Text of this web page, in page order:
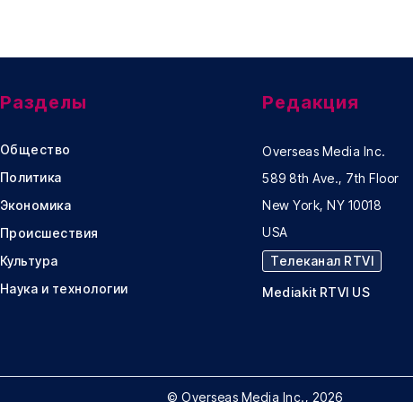
Разделы
Общество
Политика
Экономика
Происшествия
Культура
Наука и технологии
Редакция
Overseas Media Inc.
589 8th Ave., 7th Floor
New York, NY 10018
USA
Телеканал RTVI
Mediakit RTVI US
© Overseas Media Inc., 2026